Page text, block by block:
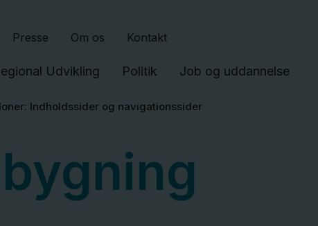
Presse Om os Kontakt
Udvikling Politik Job og uddannelse
Indholdssider og navigationssider